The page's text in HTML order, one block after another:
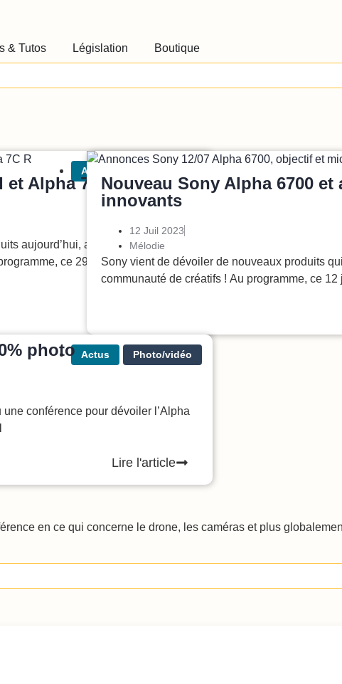
& Tutos Législation
Boutique
Actus
et Alpha 7C R
aujourd’hui, après l’annonce de
ce 29 août 2023 :
Nouveau Sony Alpha 6700
innovants
12 Juil 2023
Mélodie
Sony vient de dévoiler de nouveaux produits
communauté de créatifs ! Au programme, ce 12
Actus Photo/vidéo
photo
conférence pour dévoiler l’Alpha
Lire l'article
en ce qui concerne le drone, les caméras et plus